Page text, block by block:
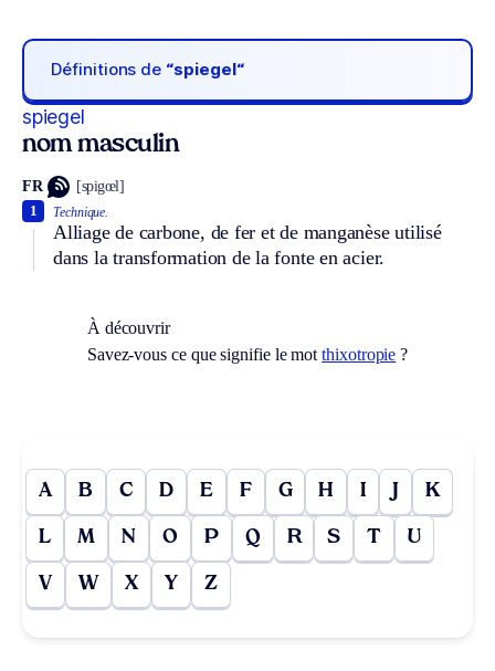
Définitions de “spiegel“
spiegel
nom masculin
FR [spigœl]
Technique.
Alliage de carbone, de fer et de manganèse utilisé
dans la transformation de la fonte en acier.
1
À découvrir
Savez-vous ce que signifie le motthixotropie ?
A B C D E F G H I J K
L M N O P Q R S T U
V W X Y Z